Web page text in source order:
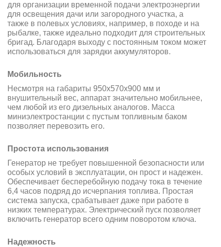
для организации временной подачи электроэнергии
для освещения дачи или загородного участка, а
также в полевых условиях, например, в походе и на
рыбалке, также идеально подходит для строительных
бригад. Благодаря выходу с постоянным током может
использоваться для зарядки аккумуляторов.
Мобильность
Несмотря на габариты 950x570x900 мм и
внушительный вес, аппарат значительно мобильнее,
чем любой из его дизельных аналогов. Масса
миниэлектростанции с пустым топливным баком
позволяет перевозить его.
Простота использования
Генератор не требует повышенной безопасности или
особых условий в эксплуатации, он прост и надежен.
Обеспечивает бесперебойную подачу тока в течение
6,4 часов подряд до исчерпания топлива. Простая
система запуска, срабатывает даже при работе в
низких температурах. Электрический пуск позволяет
включить генератор всего одним поворотом ключа.
Надежность